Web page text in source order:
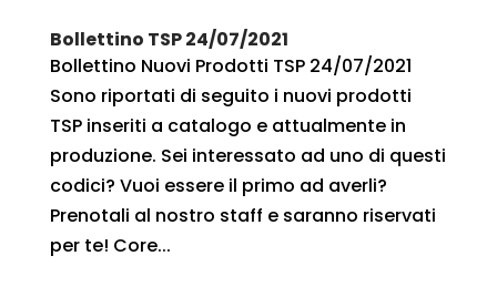
Bollettino TSP 24/07/2021
Bollettino Nuovi Prodotti TSP 24/07/2021
Sono riportati di seguito i nuovi prodotti
TSP inseriti a catalogo e attualmente in
produzione. Sei interessato ad uno di questi
codici? Vuoi essere il primo ad averli?
Prenotali al nostro staff e saranno riservati
per te! Core...